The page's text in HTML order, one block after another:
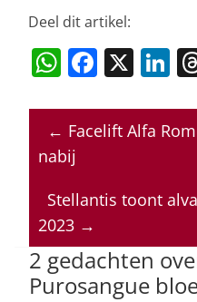
Deel dit artikel:
W
at
s
A
p
p
F
c
e
o
o
k
X Li
k
e
n
← Facelift Alfa
nabij
Stellantis toont
2023 →
2 gedachten
Purosangue